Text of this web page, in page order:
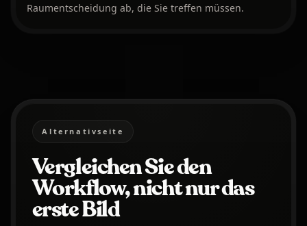
Raumentscheidung ab, die Sie treffen müssen.
Alternativseite
Vergleichen Sie den
Workflow, nicht nur das
erste Bild